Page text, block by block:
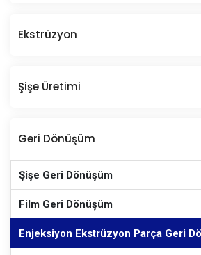
Ekstrüzyon
Şişe Üretimi
Geri Dönüşüm
Şişe Geri Dönüşüm
Film Geri Dönüşüm
Enjeksiyon Ekstrüzyon Parça Geri